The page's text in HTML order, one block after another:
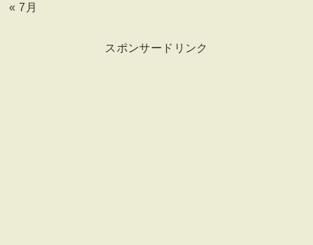
« 7月
スポンサードリンク